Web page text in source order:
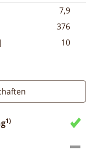
7,9
376
10
1)